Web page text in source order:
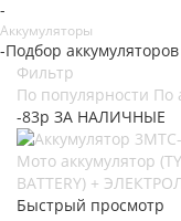
-
Аккумуляторы
-Подбор аккумуляторов
Фильтр
По популярности По
-83р ЗА НАЛИЧНЫЕ
Быстрый просмотр